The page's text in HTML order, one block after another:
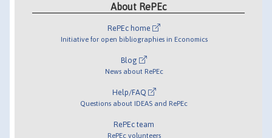
About RePEc
RePEc home
Initiative for open bibliographies in Economics
Blog
News about RePEc
Help/FAQ
Questions about IDEAS and RePEc
RePEc team
RePEc volunteers